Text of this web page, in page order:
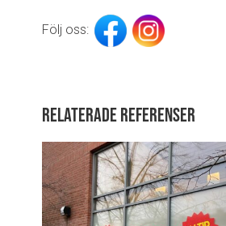
Följ oss:
Relaterade referenser